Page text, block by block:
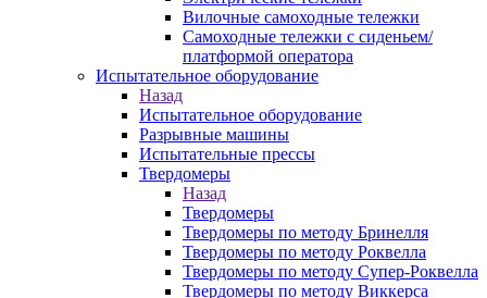
Вилочные самоходные тележки
Самоходные тележки с сиденьем/
платформой оператора
Испытательное оборудование
Назад
Испытательное оборудование
Разрывные машины
Испытательные прессы
Твердомеры
Назад
Твердомеры
Твердомеры по методу Бринелля
Твердомеры по методу Роквелла
Твердомеры по методу Супер-Роквелла
Твердомеры по методу Виккерса